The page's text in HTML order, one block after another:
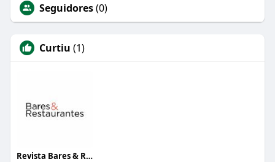
Seguidores(0)
Curtiu (1)
Revista Bares & Restaurantes